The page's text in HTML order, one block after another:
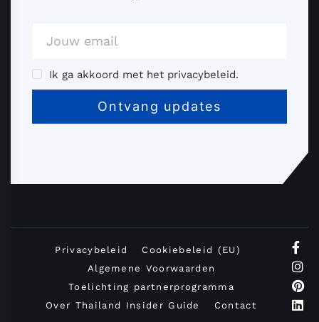
Ik ga akkoord met het privacybeleid.
Privacybeleid
Cookiebeleid (EU)
Algemene Voorwaarden
Toelichting partnerprogramma
Over Thailand Insider Guide
Contact